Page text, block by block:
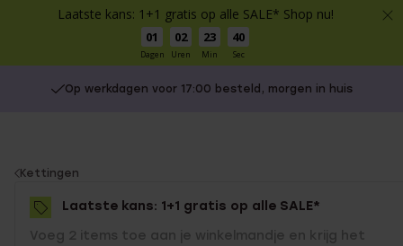
Laatste kans: 1+1 gratis op alle SALE* Shop nu!
01
Dagen
02
Uren
23
Min
40
Sec
Op werkdagen voor 17:00 besteld, morgen in huis
You
are
here:
Kettingen
Laatste kans: 1+1 gratis op alle SALE*
Voeg 2 items toe aan je winkelmandje en krijg het